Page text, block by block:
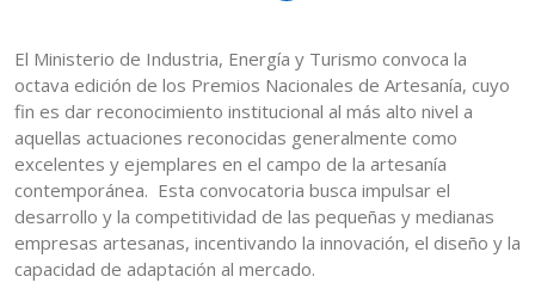
El Ministerio de Industria, Energía y Turismo convoca la
octava edición de los Premios Nacionales de Artesanía, cuyo
fin es dar reconocimiento institucional al más alto nivel a
aquellas actuaciones reconocidas generalmente como
excelentes y ejemplares en el campo de la artesanía
contemporánea. Esta convocatoria busca impulsar el
desarrollo y la competitividad de las pequeñas y medianas
empresas artesanas, incentivando la innovación, el diseño y la
capacidad de adaptación al mercado.